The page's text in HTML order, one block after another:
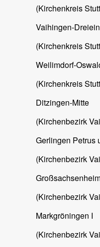
(Kirchenkreis
Vaihingen-
(Kirchenkreis
Weilimdorf-
(Kirchenkreis
Ditzingen-Mitte
(Kirchenbezirk
Gerlingen Petrus
(Kirchenbezirk
(Kirchenbezirk
Markgröningen I
(Kirchenbezirk